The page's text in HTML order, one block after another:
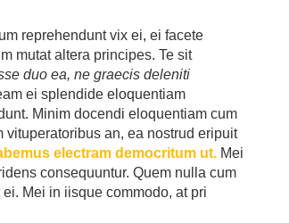
reprehendunt vix ei, ei facete
mutat altera principes. Te sit
duo ea, ne graecis deleniti
ei splendide eloquentiam
Minim docendi eloquentiam cum
an, ea nostrud eripuit
electram democritum ut. Mei
consequuntur. Quem nulla cum
Mei in iisque commodo, at pri